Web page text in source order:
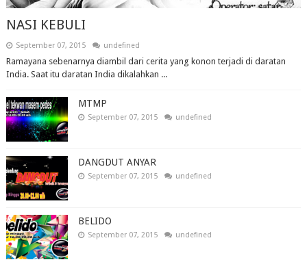
NASI KEBULI
September 07, 2015 undefined
Ramayana sebenarnya diambil dari cerita yang konon terjadi di daratan
India. Saat itu daratan India dikalahkan ...
MTMP
September 07, 2015 undefined
DANGDUT ANYAR
September 07, 2015 undefined
BELIDO
September 07, 2015 undefined